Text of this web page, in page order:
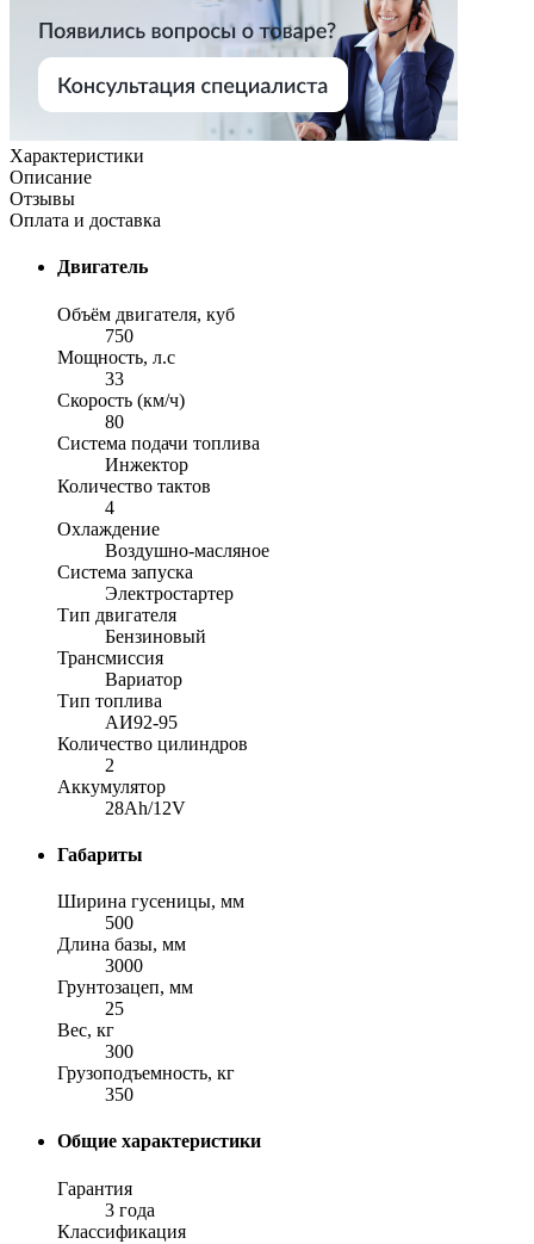
Характеристики
Описание
Отзывы
Оплата и доставка
Двигатель
Объём двигателя, куб
750
Мощность, л.с
33
Скорость (км/ч)
80
Система подачи топлива
Инжектор
Количество тактов
4
Охлаждение
Воздушно-масляное
Система запуска
Электростартер
Тип двигателя
Бензиновый
Трансмиссия
Вариатор
Тип топлива
АИ92-95
Количество цилиндров
2
Аккумулятор
28Ah/12V
Габариты
Ширина гусеницы, мм
500
Длина базы, мм
3000
Грунтозацеп, мм
25
Вес, кг
300
Грузоподъемность, кг
350
Общие характеристики
Гарантия
3 года
Классификация